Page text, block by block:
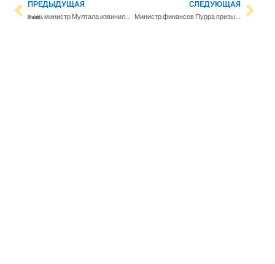
ПРЕДЫДУЩАЯ
Iltalehti: министр Мултала извинилась за пьяное поведение на фестивале Ruisrock
СЛЕДУЮЩАЯ
Министр финансов Пурра призывает к сокращению расходов еще на миллиард евро